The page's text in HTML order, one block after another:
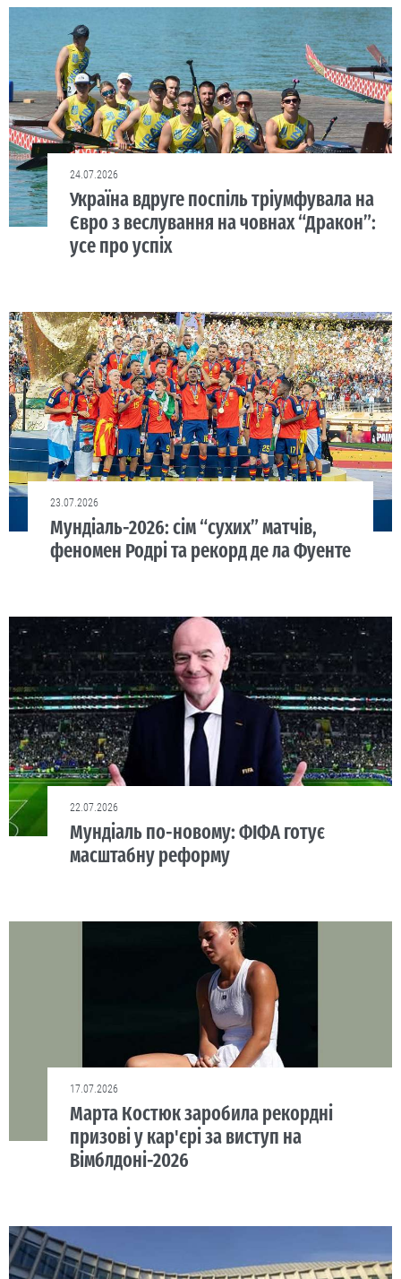
24.07.2026
Україна вдруге поспіль тріумфувала на
Євро з веслування на човнах “Дракон”:
усе про успіх
23.07.2026
Мундіаль-2026: сім “сухих” матчів,
феномен Родрі та рекорд де ла Фуенте
22.07.2026
Мундіаль по-новому: ФІФА готує
масштабну реформу
17.07.2026
Марта Костюк заробила рекордні
призові у кар'єрі за виступ на
Вімблдоні-2026